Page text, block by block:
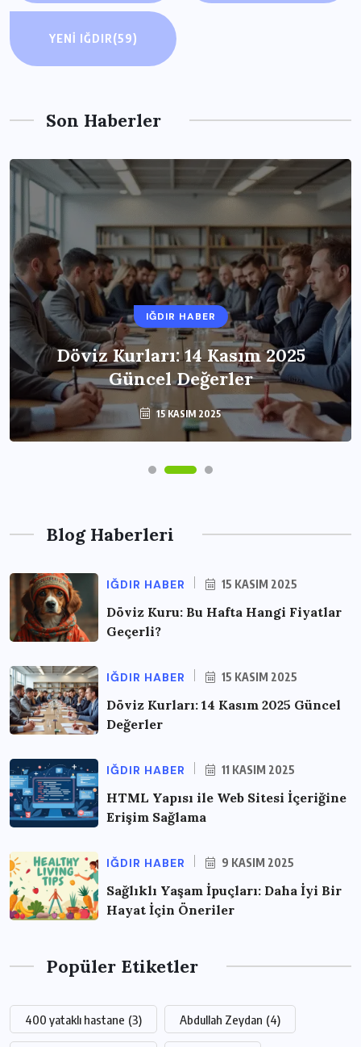
YENI IĞDIR(59)
Son Haberler
IĞDIR HABER
Döviz Kurları: 14 Kasım 2025
Güncel Değerler
15 KASIM 2025
Blog Haberleri
IĞDIR HABER 15 KASIM 2025
Döviz Kuru: Bu Hafta Hangi Fiyatlar
Geçerli?
IĞDIR HABER 15 KASIM 2025
Döviz Kurları: 14 Kasım 2025 Güncel
Değerler
IĞDIR HABER 11 KASIM 2025
HTML Yapısı ile Web Sitesi İçeriğine
Erişim Sağlama
IĞDIR HABER 9 KASIM 2025
Sağlıklı Yaşam İpuçları: Daha İyi Bir
Hayat İçin Öneriler
Popüler Etiketler
400 yataklı hastane (3) Abdullah Zeydan (4)